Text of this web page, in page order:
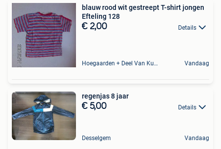
blauw rood wit gestreept T-shirt jongen
Efteling 128
€ 2,00 Details
Hoegaarden + Deel Van Kumtich + Deel Van Tienen Vandaag
regenjas 8 jaar
€ 5,00 Details
Desselgem Vandaag